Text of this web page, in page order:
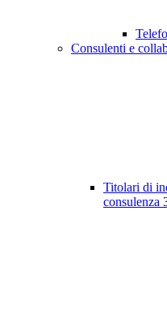
Consulenti e
Titolari di
consulenza